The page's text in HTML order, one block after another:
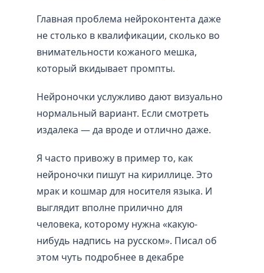
Главная проблема нейроконтента даже
не столько в квалификации, сколько во
внимательности кожаного мешка,
который вкидывает промпты.
Нейроночки услужливо дают визуально
нормальный вариант. Если смотреть
издалека — да вроде и отлично даже.
Я часто привожу в пример то, как
нейроночки пишут на кириллице. Это
мрак и кошмар для носителя языка. И
выглядит вполне прилично для
человека, которому нужна «какую-
нибудь надпись на русском». Писал об
этом чуть подробнее в декабре